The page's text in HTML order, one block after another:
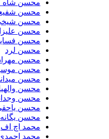
محسن شاه محمدی
محسن شفیعی
محسن شیخی
محسن علیزاده
محسن فسایی
محسن لرد
محسن مهراد
محسن موسوی
محسن میدانی
محسن والهیان
محسن وجدانی
محسن یاحقی
محسن یگانه
محمد اچ اف
محمد احمدی